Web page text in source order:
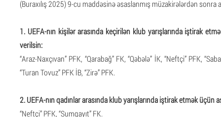
(Buraxılış 2025) 9-cu maddəsinə əsaslanmış müzakirələrdən sonra
1. UEFA-nın kişilər arasında keçirilən klub yarışlarında iştirak
verilsin:
“Araz-Naxçıvan” PFK, “Qarabağ” FK, “Qəbələ” İK, “Neftçi” PFK,
“Turan Tovuz” PFK İB, “Zirə” PFK.
2. UEFA-nın qadınlar arasında klub yarışlarında iştirak etmək üçün
“Neftçi” PFK, “Sumqayıt” FK.